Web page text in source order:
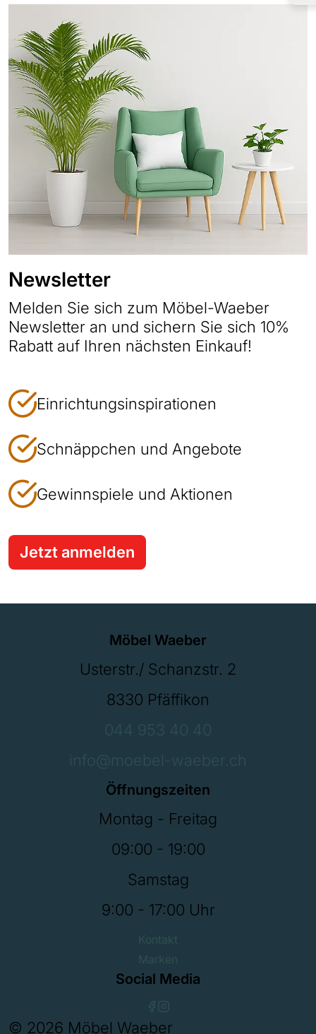
Newsletter
Melden Sie sich zum Möbel-Waeber
Newsletter an und sichern Sie sich 10%
Rabatt auf Ihren nächsten Einkauf!
Einrichtungsinspirationen
Schnäppchen und Angebote
Gewinnspiele und Aktionen
Jetzt anmelden
Möbel Waeber
Usterstr./ Schanzstr. 2
8330 Pfäffikon
044 953 40 40
info@moebel-waeber.ch
Öffnungszeiten
Montag - Freitag
09:00 - 19:00
Samstag
9:00 - 17:00 Uhr
Kontakt
Marken
Social Media
© 2026 Möbel Waeber